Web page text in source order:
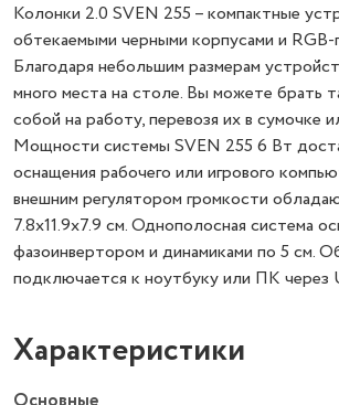
Колонки 2.0 SVEN 255 – компактные
обтекаемыми черными корпусами и RGB-
Благодаря небольшим размерам
много места на столе. Вы можете брать
собой на работу, перевозя их в сумочке
Мощности системы SVEN 255 6 Вт
оснащения рабочего или игрового
внешним регулятором громкости
7.8x11.9x7.9 см. Однополосная система
фазоинвертором и динамиками по 5 см.
подключается к ноутбуку или ПК через
Характеристики